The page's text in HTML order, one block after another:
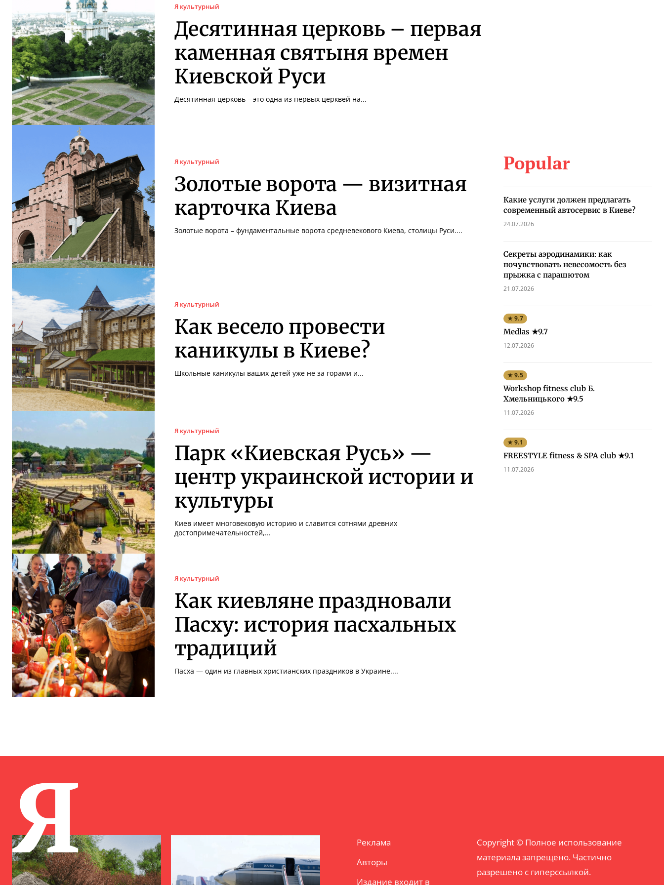
Я культурный
Десятинная церковь – первая
каменная святыня времен
Киевской Руси
Десятинная церковь – это одна из первых церквей на...
Я культурный
Золотые ворота — визитная
карточка Киева
Золотые ворота – фундаментальные ворота средневекового Киева, столицы Руси....
Я культурный
Как весело провести
каникулы в Киеве?
Школьные каникулы ваших детей уже не за горами и...
Я культурный
Парк «Киевская Русь» —
центр украинской истории и
культуры
Киев имеет многовековую историю и славится сотнями древних
достопримечательностей,...
Я культурный
Как киевляне праздновали
Пасху: история пасхальных
традиций
Пасха — один из главных христианских праздников в Украине....
Popular
Какие услуги должен предлагать
современный автосервис в Киеве?
24.07.2026
Секреты аэродинамики: как
почувствовать невесомость без
прыжка с парашютом
21.07.2026
★ 9.7
Medlas ★9.7
12.07.2026
★ 9.5
Workshop fitness club Б.
Хмельницького ★9.5
11.07.2026
★ 9.1
FREESTYLE fitness & SPA club ★9.1
11.07.2026
Я
Реклама
Авторы
Издание входит в
Copyright © Полное использование
материала запрещено. Частично
разрешено с гиперссылкой.